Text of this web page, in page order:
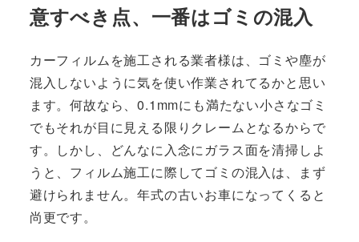
意すべき点、一番はゴミの混入
カーフィルムを施工される業者様は、ゴミや塵が
混入しないように気を使い作業されてるかと思い
ます。何故なら、0.1mmにも満たない小さなゴミ
でもそれが目に見える限りクレームとなるからで
す。
しかし、どんなに入念にガラス面を清掃しよ
うと、フィルム施工に際してゴミの混入は、まず
避けられません。年式の古いお車になってくると
尚更です。